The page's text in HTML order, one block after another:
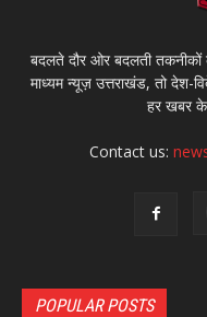
बदलते दौर ओर बदलती
माध्यम न्यूज़ उत्तराखंड, तो देश-
हर खबर के
Contact us:
POPULAR POSTS